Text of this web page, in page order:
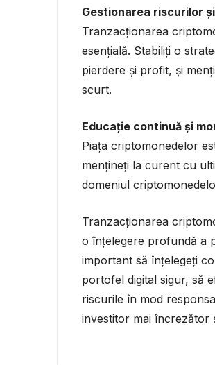
Gestionarea riscurilor
Tranzacționarea
esențială. Stabiliți o
pierdere și profit, și
scurt.
Educație continuă și
Piața criptomonedelor
mențineți la curent cu
domeniul
Tranzacționarea
o înțelegere profundă a
important să înțelegeți
portofel digital sigur, să
riscurile în mod
investitor mai încrezător